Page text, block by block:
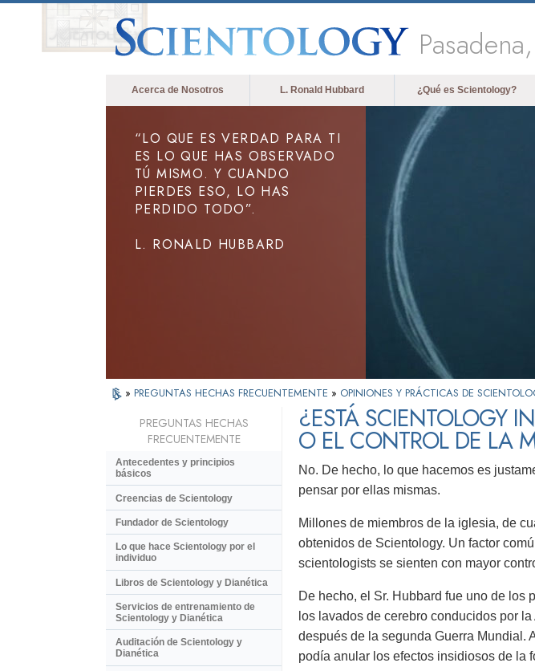
Acerca de Nosotros L. Ronald Hubbard ¿Qué es Scientology?
“LO QUE ES VERDAD PARA TI
ES LO QUE HAS OBSERVADO
TÚ MISMO. Y CUANDO
PIERDES ESO, LO HAS
PERDIDO TODO”.
L. RONALD HUBBARD
» PREGUNTAS HECHAS FRECUENTEMENTE » OPINIONES Y PRÁCTICAS DE
¿ESTÁ SCIENTOLOGY
O EL CONTROL DE LA
No. De hecho, lo que hacemos es
pensar por ellas mismas.
Millones de miembros de la iglesia, de
obtenidos de Scientology. Un factor
scientologists se sienten con mayor
De hecho, el Sr. Hubbard fue uno de los
los lavados de cerebro conducidos por
después de la segunda Guerra Mundial.
podía anular los efectos insidiosos de la
PREGUNTAS HECHAS
FRECUENTEMENTE
Antecedentes y principios
básicos
Creencias de Scientology
Fundador de Scientology
Lo que hace Scientology por el
individuo
Libros de Scientology y Dianética
Servicios de entrenamiento de
Scientology y Dianética
Auditación de Scientology y
Dianética